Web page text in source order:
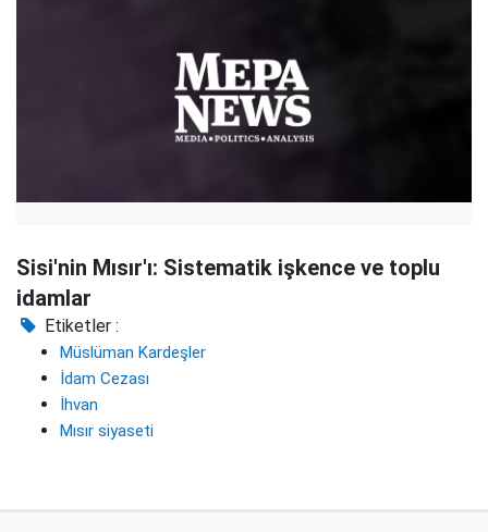
Sisi'nin Mısır'ı: Sistematik işkence ve toplu
idamlar
Etiketler :
Müslüman Kardeşler
İdam Cezası
İhvan
Mısır siyaseti